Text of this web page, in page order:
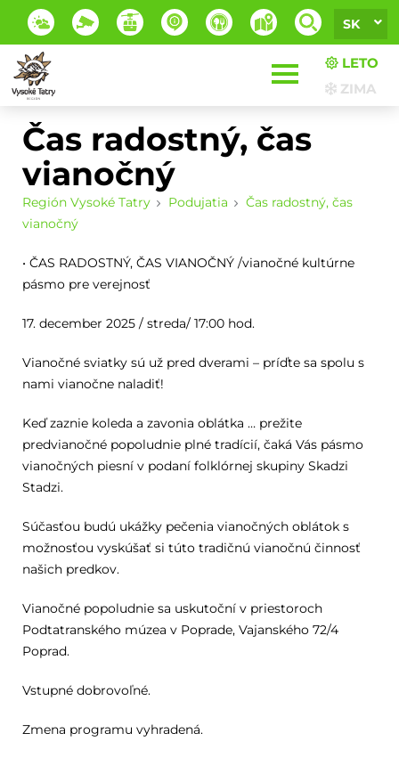
SK
LETO
ZIMA
Čas radostný, čas
vianočný
Región Vysoké Tatry Podujatia
Čas radostný, čas
vianočný
• ČAS RADOSTNÝ, ČAS VIANOČNÝ /vianočné kultúrne
pásmo pre verejnosť
17. december 2025 / streda/ 17:00 hod.
Vianočné sviatky sú už pred dverami – príďte sa spolu s
nami vianočne naladiť!
Keď zaznie koleda a zavonia oblátka … prežite
predvianočné popoludnie plné tradícií, čaká Vás pásmo
vianočných piesní v podaní folklórnej skupiny Skadzi
Stadzi.
Súčasťou budú ukážky pečenia vianočných oblátok s
možnosťou vyskúšať si túto tradičnú vianočnú činnosť
našich predkov.
Vianočné popoludnie sa uskutoční v priestoroch
Podtatranského múzea v Poprade, Vajanského 72/4
Poprad.
Vstupné dobrovoľné.
Zmena programu vyhradená.